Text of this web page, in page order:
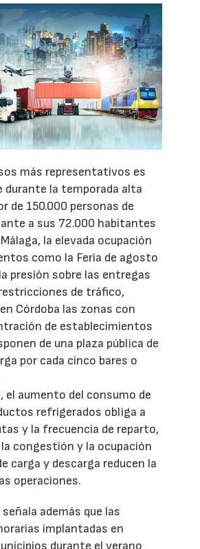
más representativos es
durante la temporada alta
de 150.000 personas de
a sus 72.000 habitantes
la elevada ocupación
como la Feria de agosto
presión sobre las entregas
de tráfico,
Córdoba las zonas con
de establecimientos
de una plaza pública de
por cada cinco bares o
el aumento del consumo de
refrigerados obliga a
y la frecuencia de reparto,
congestión y la ocupación
carga y descarga reducen la
operaciones.
además que las
implantadas en
durante el verano